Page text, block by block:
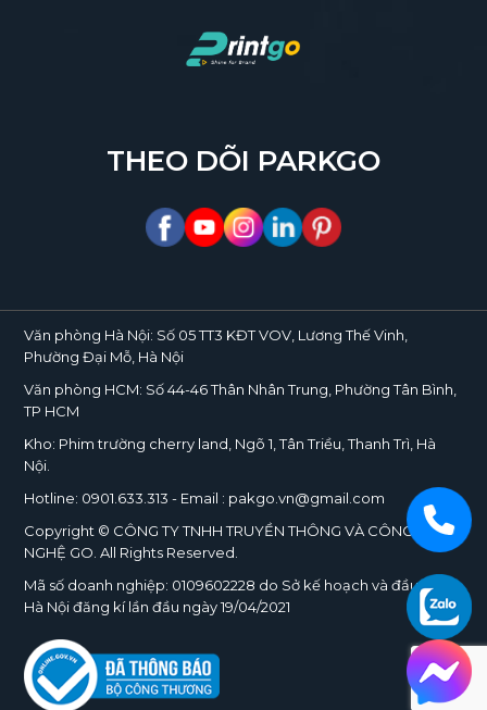
THEO DÕI PARKGO
Văn phòng Hà Nội: Số 05 TT3 KĐT VOV, Lương Thế Vinh,
Phường Đại Mỗ, Hà Nội
Văn phòng HCM: Số 44-46 Thân Nhân Trung, Phường Tân Bình,
TP HCM
Kho: Phim trường cherry land, Ngõ 1, Tân Triều, Thanh Trì, Hà
Nội.
Hotline: 0901.633.313 - Email : pakgo.vn@gmail.com
Copyright © CÔNG TY TNHH TRUYỀN THÔNG VÀ CÔNG
NGHỆ GO . All Rights Reserved.
Mã số doanh nghiệp: 0109602228 do Sở kế hoạch và đầu tư TP.
Hà Nội đăng kí lần đầu ngày 19/04/2021